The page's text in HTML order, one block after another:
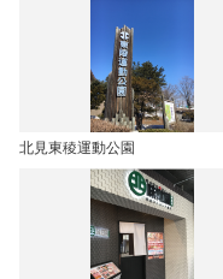
北見東稜運動公園